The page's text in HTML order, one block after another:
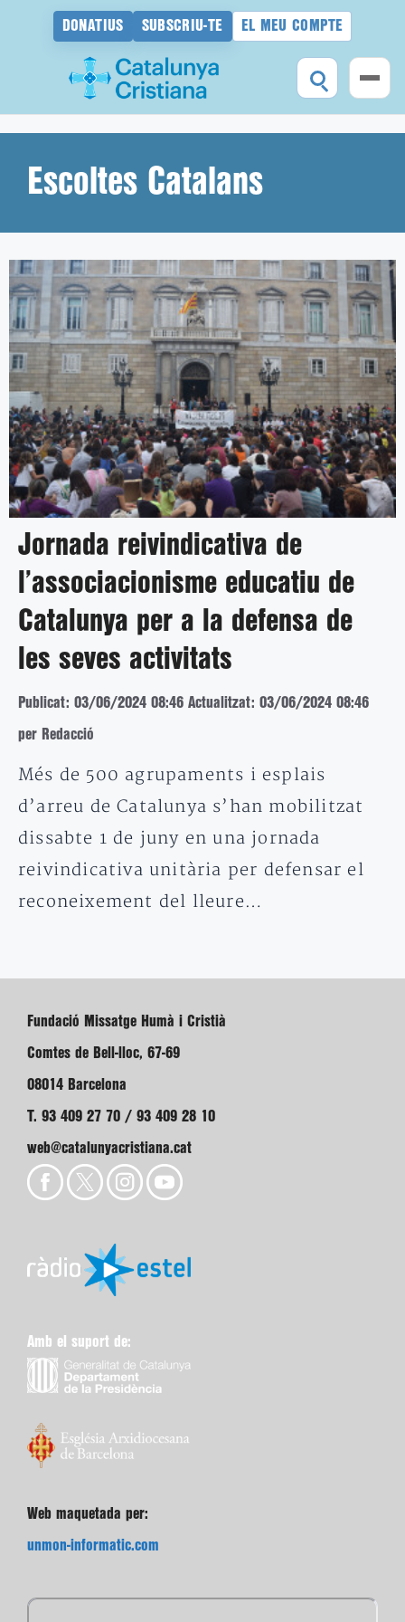
DONATIUS SUBSCRIU-TE EL MEU COMPTE
contingutEscoltes Catalans
Jornada reivindicativa de
l’associacionisme educatiu de
Catalunya per a la defensa de
les seves activitats
Publicat: 03/06/2024 08:46 Actualitzat: 03/06/2024 08:46
per Redacció
Més de 500 agrupaments i esplais
d’arreu de Catalunya s’han mobilitzat
dissabte 1 de juny en una jornada
reivindicativa unitària per defensar el
reconeixement del lleure…
Fundació Missatge Humà i Cristià
Comtes de Bell-lloc, 67-69
08014 Barcelona
T. 93 409 27 70 / 93 409 28 10
web@catalunyacristiana.cat
Amb el suport de:
Web maquetada per:
unmon-informatic.com